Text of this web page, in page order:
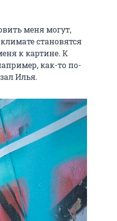
меня могут,
становятся
к картине. К
как-то по-
Илья.